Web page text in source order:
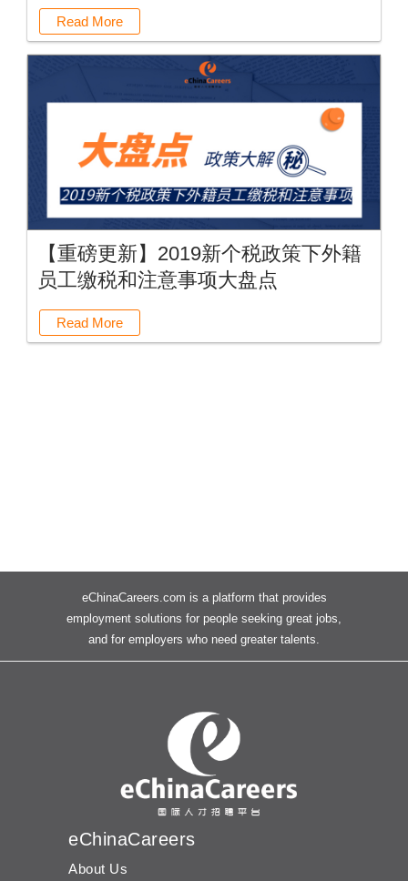
Read More
【重磅更新】2019新个税政策下外籍
员工缴税和注意事项大盘点
Read More
eChinaCareers.com is a platform that provides
employment solutions for people seeking great jobs,
and for employers who need greater talents.
eChinaCareers
About Us